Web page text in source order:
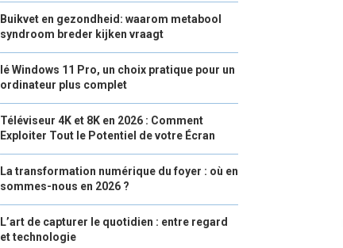
Buikvet en gezondheid: waarom metabool
syndroom breder kijken vraagt
lé Windows 11 Pro, un choix pratique pour un
ordinateur plus complet
Téléviseur 4K et 8K en 2026 : Comment
Exploiter Tout le Potentiel de votre Écran
La transformation numérique du foyer : où en
sommes-nous en 2026 ?
L’art de capturer le quotidien : entre regard
et technologie